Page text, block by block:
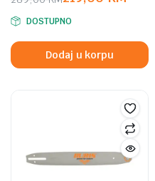
Original
price
was:
289,00 KM.
Current
price
is:
219,00 KM.
DOSTUPNO
Dodaj u korpu